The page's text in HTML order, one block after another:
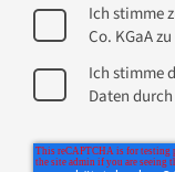
Ich stimme
Co. KGaA
Ich stimme
Daten durch